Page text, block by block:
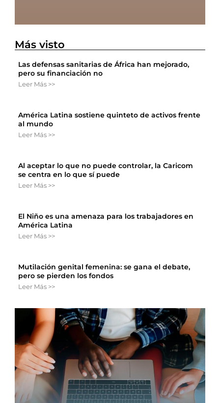
Más visto
Las defensas sanitarias de África han mejorado,
pero su financiación no
Leer Más >>
América Latina sostiene quinteto de activos frente
al mundo
Leer Más >>
Al aceptar lo que no puede controlar, la Caricom
se centra en lo que sí puede
Leer Más >>
El Niño es una amenaza para los trabajadores en
América Latina
Leer Más >>
Mutilación genital femenina: se gana el debate,
pero se pierden los fondos
Leer Más >>